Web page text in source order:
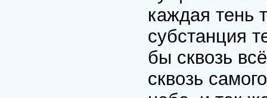
каждая тень
субстанция
бы сквозь
сквозь